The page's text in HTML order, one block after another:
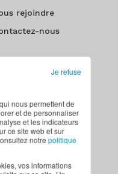
nous permettent de
et de personnaliser
et les indicateurs
ce site web et sur
notre politique
vos informations
Je refuse
rejoindre
nous
- Île-de-France